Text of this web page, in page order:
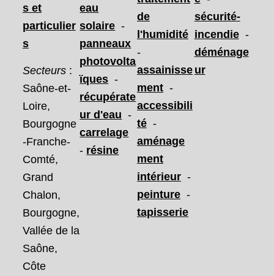
s et
particulier
s
Secteurs :
Saône-et-
Loire,
Bourgogne
-Franche-
Comté,
Grand
Chalon,
Bourgogne,
Vallée de la
Saône,
Côte
eau
solaire -
panneaux
photovolta
ïques -
récupérate
ur d'eau -
carrelage
- résine
de
l'humidité
-
assainisse
ment -
accessibili
té -
aménage
ment
intérieur -
peinture -
tapisserie
sécurité-
incendie -
déménage
ur